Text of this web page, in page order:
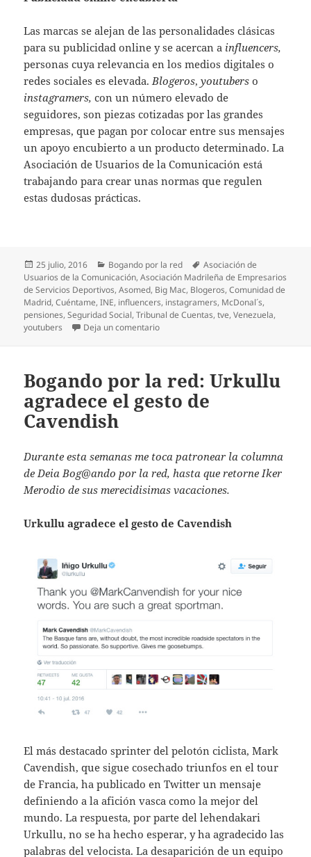
Las marcas se alejan de las personalidades clásicas
para su publicidad online y se acercan a influencers,
personas cuya relevancia en los medios digitales o
redes sociales es elevada.Blogeros,youtuberso
instagramers,con un número elevado de
seguidores, son piezas cotizadas por las grandes
empresas, que pagan por colocar entre sus mensajes
un apoyo encubierto a un producto determinado. La
Asociación de Usuarios de la Comunicación está
trabajando para crear unas normas que regulen
estas dudosas prácticas.
Publicado
el
25 julio, 2016 Categorías
Bogando por la red Etiquetas
Asociación de
Usuarios de la Comunicación,Asociación Madrileña de Empresarios
de Servicios Deportivos,Asomed, Big Mac, Blogeros,Comunidad de
Madrid,Cuéntame,INE, influencers, instagramers, McDonal´s,
pensiones,Seguridad Social,Tribunal de Cuentas,tve,Venezuela,
youtubers
Deja un comentarioen Bogando por la red: Fallecidos que
Bogando por la red: Urkullu
agradece el gesto de
Cavendish
Durante esta semanas me toca patronear la columna
de Deia Bog@ando por la red, hasta que retorne Iker
Merodio de sus merecidisimas vacaciones.
Urkullu agradece el gesto de Cavendish
El más destacado sprinter del pelotón ciclista, Mark
Cavendish, que sigue cosechado triunfos en el tour
de Francia, ha publicado en Twitter un mensaje
definiendo a la afición vasca como la mejor del
mundo. La respuesta, por parte del lehendakari
Urkullu, no se ha hecho esperar, y ha agradecido las
palabras del velocista. La desaparición de un equipo